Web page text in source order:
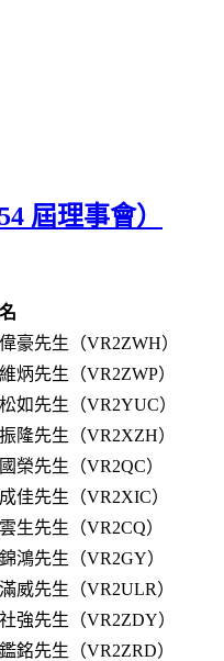
屆理事會）
豪先生（VR2ZWH）
炳先生（VR2ZWP）
如先生（VR2YUC）
隆先生（VR2XZH）
榮先生（VR2QC）
佳先生（VR2XIC）
生先生（VR2CQ）
鴻先生（VR2GY）
威先生（VR2ULR）
強先生（VR2ZDY）
銘先生（VR2ZRD）